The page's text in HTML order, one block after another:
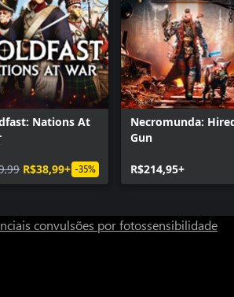
Nations At
R$38,99+ -35%
Necromunda:
Gun
R$214,95+
convulsões por fotossensibilidade